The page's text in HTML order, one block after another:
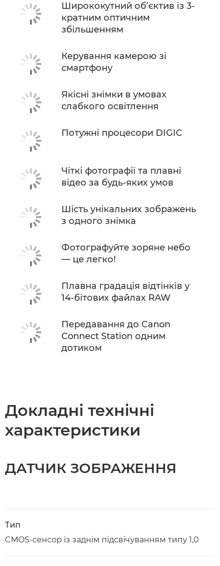
Ширококутний об’єктив із 3-
кратним оптичним
збільшенням
Керування камерою зі
смартфону
Якісні знімки в умовах
слабкого освітлення
Потужні процесори DIGIC
Чіткі фотографії та плавні
відео за будь-яких умов
Шість унікальних зображень
з одного знімка
Фотографуйте зоряне небо
— це легко!
Плавна градація відтінків у
14-бітових файлах RAW
Передавання до Canon
Connect Station одним
дотиком
Докладні технічні
характеристики
ДАТЧИК ЗОБРАЖЕННЯ
Тип
CMOS-сенсор із заднім підсвічуванням типу 1,0